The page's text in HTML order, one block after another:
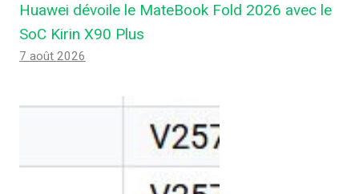
Huawei dévoile le MateBook Fold 2026 avec le
SoC Kirin X90 Plus
7 août 2026